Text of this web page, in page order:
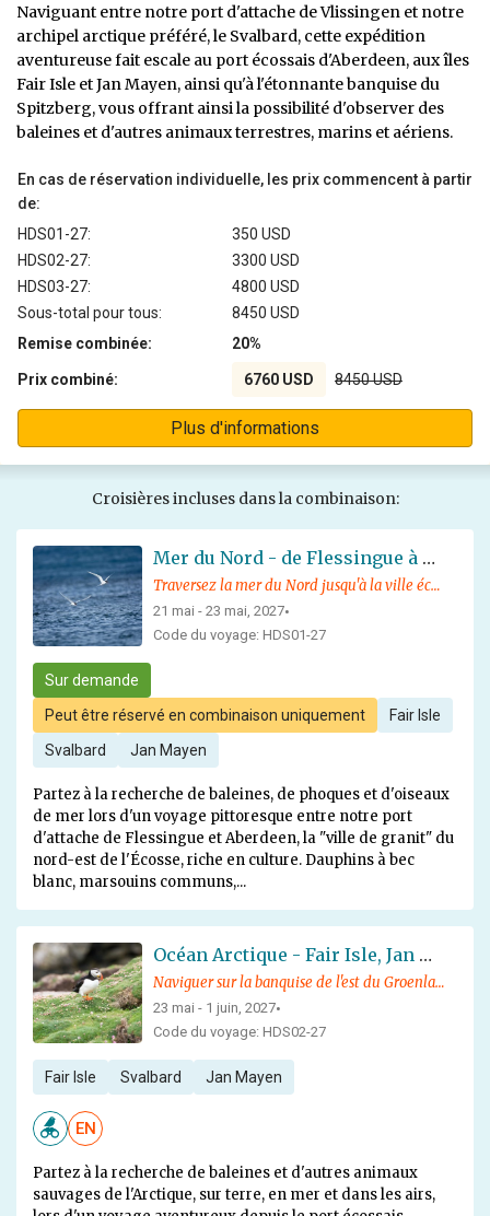
Naviguant entre notre port d'attache de Vlissingen et notre
archipel arctique préféré, le Svalbard, cette expédition
aventureuse fait escale au port écossais d'Aberdeen, aux îles
Fair Isle et Jan Mayen, ainsi qu'à l'étonnante banquise du
Spitzberg, vous offrant ainsi la possibilité d'observer des
baleines et d'autres animaux terrestres, marins et aériens.
En cas de réservation individuelle, les prix commencent à partir
de:
HDS01-27:
350 USD
HDS02-27:
3300 USD
HDS03-27:
4800 USD
Sous-total pour tous:
8450 USD
Remise combinée:
20%
Prix combiné: 6760 USD 8450 USD
Plus d'informations
Croisières incluses dans la combinaison:
Mer du Nord - de Flessingue à Aberdeen
Traversez la mer du Nord jusqu'à la ville écossaise pittoresque et historique d'Aberdeen, en profitant de la faune locale et de conférences fascinantes
21 mai - 23 mai, 2027•
Code du voyage: HDS01-27
Sur demande
Peut être réservé en combinaison uniquement Fair Isle
Svalbard Jan Mayen
Partez à la recherche de baleines, de phoques et d'oiseaux
de mer lors d'un voyage pittoresque entre notre port
d'attache de Flessingue et Aberdeen, la "ville de granit" du
nord-est de l'Écosse, riche en culture. Dauphins à bec
blanc, marsouins communs,...
Océan Arctique - Fair Isle, Jan Mayen, Ice Edge, Spitsbergen, Birding
Naviguer sur la banquise de l'est du Groenland, au nord du Spitzberg, à la recherche de baleines et d'autres animaux sauvages de l'Arctique
23 mai - 1 juin, 2027•
Code du voyage: HDS02-27
Fair Isle Svalbard Jan Mayen
EN
Partez à la recherche de baleines et d'autres animaux
sauvages de l'Arctique, sur terre, en mer et dans les airs,